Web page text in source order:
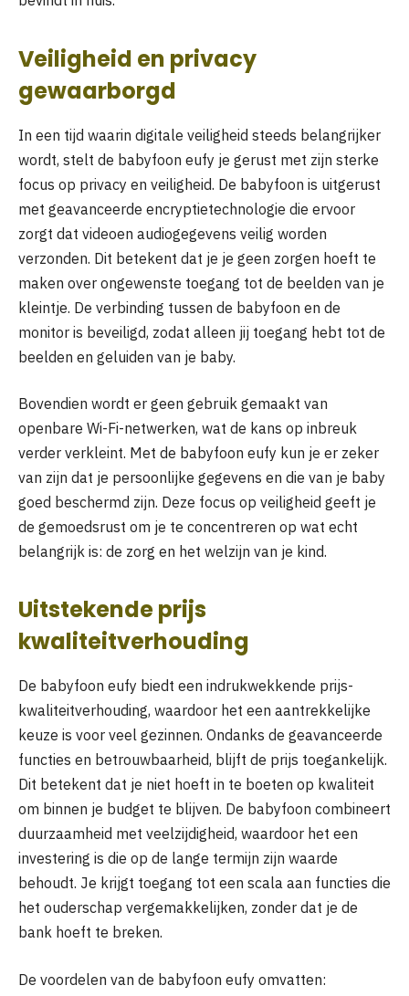
Veiligheid en privacy
gewaarborgd
In een tijd waarin digitale veiligheid steeds belangrijker
wordt, stelt de babyfoon eufy je gerust met zijn sterke
focus op privacy en veiligheid. De babyfoon is uitgerust
met geavanceerde encryptietechnologie die ervoor
zorgt dat videoen audiogegevens veilig worden
verzonden. Dit betekent dat je je geen zorgen hoeft te
maken over ongewenste toegang tot de beelden van je
kleintje. De verbinding tussen de babyfoon en de
monitor is beveiligd, zodat alleen jij toegang hebt tot de
beelden en geluiden van je baby.
Bovendien wordt er geen gebruik gemaakt van
openbare Wi-Fi-netwerken, wat de kans op inbreuk
verder verkleint. Met de babyfoon eufy kun je er zeker
van zijn dat je persoonlijke gegevens en die van je baby
goed beschermd zijn. Deze focus op veiligheid geeft je
de gemoedsrust om je te concentreren op wat echt
belangrijk is: de zorg en het welzijn van je kind.
Uitstekende prijs
kwaliteitverhouding
De babyfoon eufy biedt een indrukwekkende prijs-
kwaliteitverhouding, waardoor het een aantrekkelijke
keuze is voor veel gezinnen. Ondanks de geavanceerde
functies en betrouwbaarheid, blijft de prijs toegankelijk.
Dit betekent dat je niet hoeft in te boeten op kwaliteit
om binnen je budget te blijven. De babyfoon combineert
duurzaamheid met veelzijdigheid, waardoor het een
investering is die op de lange termijn zijn waarde
behoudt. Je krijgt toegang tot een scala aan functies die
het ouderschap vergemakkelijken, zonder dat je de
bank hoeft te breken.
De voordelen van de babyfoon eufy omvatten: